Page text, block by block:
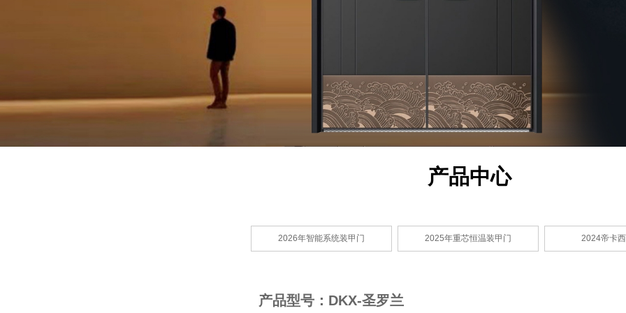
产品中心
2026年智能系统装甲门 2025年重芯恒温装甲门 2024帝卡
产品型号：DKX-圣罗兰